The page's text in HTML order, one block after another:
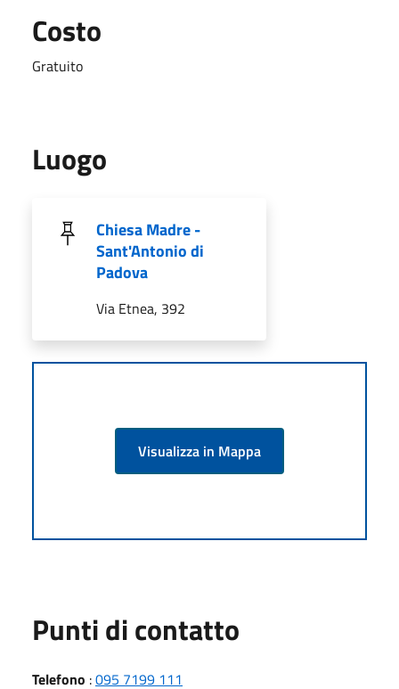
Costo
Gratuito
Luogo
Chiesa Madre -
Sant'Antonio di
Padova
Via Etnea, 392
Visualizza in Mappa
Punti di contatto
Telefono :095 7199 111